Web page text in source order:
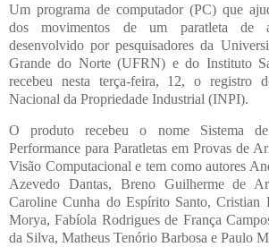
Um programa de computador (PC) que
dos movimentos de um paratleta de
desenvolvido por pesquisadores da
Grande do Norte (UFRN) e do Instituto
recebeu nesta terça-feira, 12, o registro
Nacional da Propriedade Industrial (INPI).
O produto recebeu o nome Sistema
Performance para Paratletas em Provas de
Visão Computacional e tem como autores
Azevedo Dantas, Breno Guilherme de
Caroline Cunha do Espírito Santo, Cristian
Morya, Fabíola Rodrigues de França
da Silva, Matheus Tenório Barbosa e Paulo